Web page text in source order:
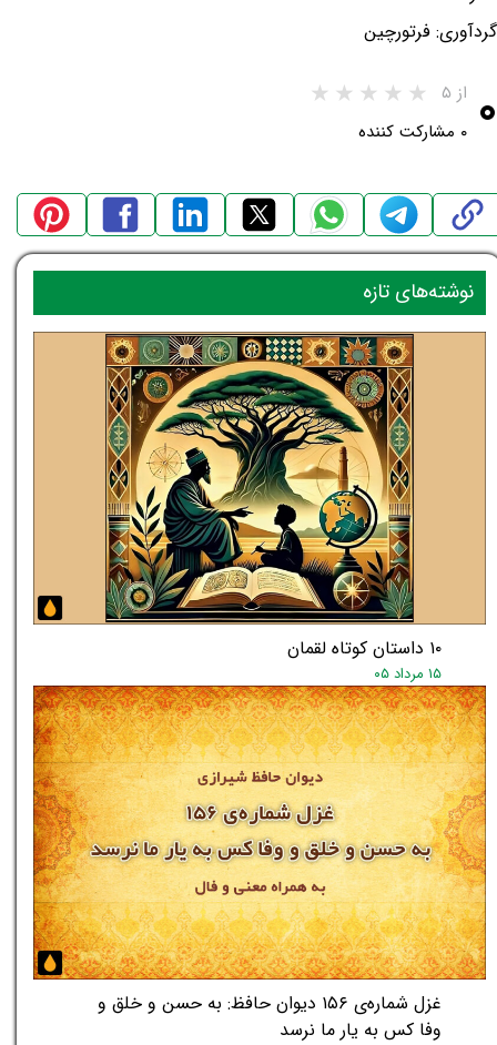
گردآوری: فرتورچین
۰ از ۵
۰ مشارکت کننده
۱۰ داستان کوتاه لقمان
۱۵ مرداد ۰۵
غزل شماره‌ی ۱۵۶ دیوان حافظ: به حسن و خلق و
وفا کس به یار ما نرسد
نوشته‌های تازه